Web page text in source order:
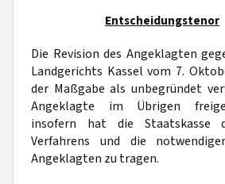
Entscheidungstenor
Die Revision des Angeklagten
Landgerichts Kassel vom 7.
der Maßgabe als unbegründet
Angeklagte im Übrigen
insofern hat die Staatskasse
Verfahrens und die
Angeklagten zu tragen.